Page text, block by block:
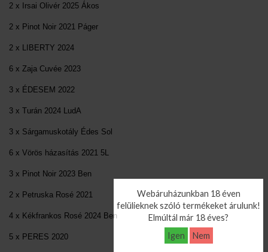
Webáruházunkban 18 éven
felülieknek szóló termékeket árulunk!
Elmúltál már 18 éves?
Igen
Nem
2 x Irsai Olivér 2025 Ákos
2 x Pinot Noir 2021 Páger
2 x LIBERTY 2024
6 x Zaja Cuvée 2023
3 x ÉDESEM 2022
3 x Turán 2024 LudA
3 x Sárgamuskotály Édes Sol
6 x Vörös házasítás 2021 5L
3 x Pinot Noir 2023 Ben
2 x Petruska Rosé 2021
4 x Kékfrankos Rosé 2024 Ben
5 x PERES 2020